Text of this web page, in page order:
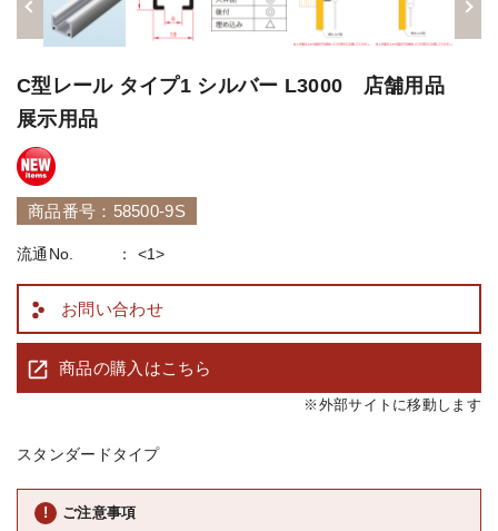
C型レール タイプ1 シルバー L3000 店舗用品
展示用品
商品番号：58500-9S
流通No. <1>
お問い合わせ
商品の購入はこちら
※外部サイトに移動します
スタンダードタイプ
ご注意事項